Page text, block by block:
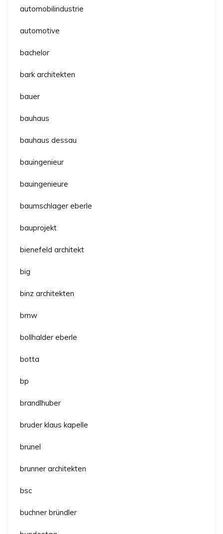
automobilindustrie
automotive
bachelor
bark architekten
bauer
bauhaus
bauhaus dessau
bauingenieur
bauingenieure
baumschlager eberle
bauprojekt
bienefeld architekt
big
binz architekten
bmw
bollhalder eberle
botta
bp
brandlhuber
bruder klaus kapelle
brunel
brunner architekten
bsc
buchner bründler